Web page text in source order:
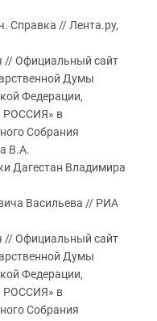
Справка // Лента.ру,
// Официальный сайт
Думы
Федерации,
РОССИЯ» в
Собрания
В.А.
Дагестан Владимира
Васильева // РИА
// Официальный сайт
Думы
Федерации,
РОССИЯ» в
Собрания